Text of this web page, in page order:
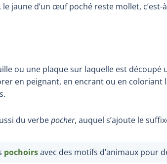
jaune d’un œuf poché reste mollet, c’est-
ou une plaque sur laquelle est
en peignant, en encrant ou en coloriant
du verbepocher, auquel s’ajoute le
pochoirsavec des motifs d’animaux pour